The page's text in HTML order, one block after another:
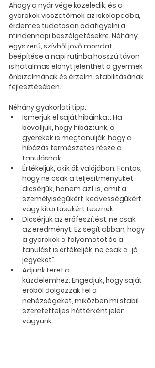
Ahogy a nyár vége közeledik, és a
gyerekek visszatérnek az iskolapadba,
érdemes tudatosan odafigyelni a
mindennapi beszélgetésekre. Néhány
egyszerű, szívből jövő mondat
beépítése a napi rutinba hosszú távon
is hatalmas előnyt jelenthet a gyermek
önbizalmának és érzelmi stabilitásának
fejlesztésében.
Néhány gyakorlati tipp:
Ismerjük el saját hibáinkat: Ha
bevalljuk, hogy hibáztunk, a
gyerekek is megtanulják, hogy a
hibázás természetes része a
tanulásnak.
Értékeljük, akik ők valójában: Fontos,
hogy ne csak a teljesítményüket
dicsérjük, hanem azt is, amit a
személyiségükért, kedvességükért
vagy kitartásukért tesznek.
Dicsérjük az erőfeszítést, ne csak
az eredményt: Ez segít abban, hogy
a gyerekek a folyamatot és a
tanulást is értékeljék, ne csak a „jó
jegyeket”.
Adjunk teret a
küzdelemhez: Engedjük, hogy saját
erőből dolgozzák fel a
nehézségeket, miközben mi stabil,
szeretetteljes háttérként jelen
vagyunk.